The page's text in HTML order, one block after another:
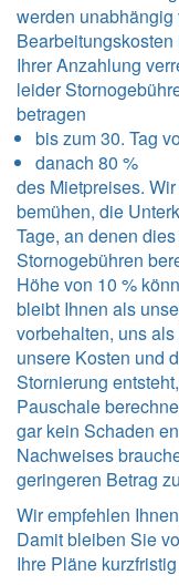
werden
Ihrer Anzahlung
leider
betragen
bis zum 30. Tag
danach 80 %
des Mietpreises.
bemühen, die
Tage, an denen
Stornogebühren
Höhe von 10 %
bleibt Ihnen als
vorbehalten, uns
unsere Kosten und
Stornierung
Pauschale
gar kein Schaden
Nachweises
geringeren Betrag
Wir empfehlen
Damit bleiben Sie
Ihre Pläne